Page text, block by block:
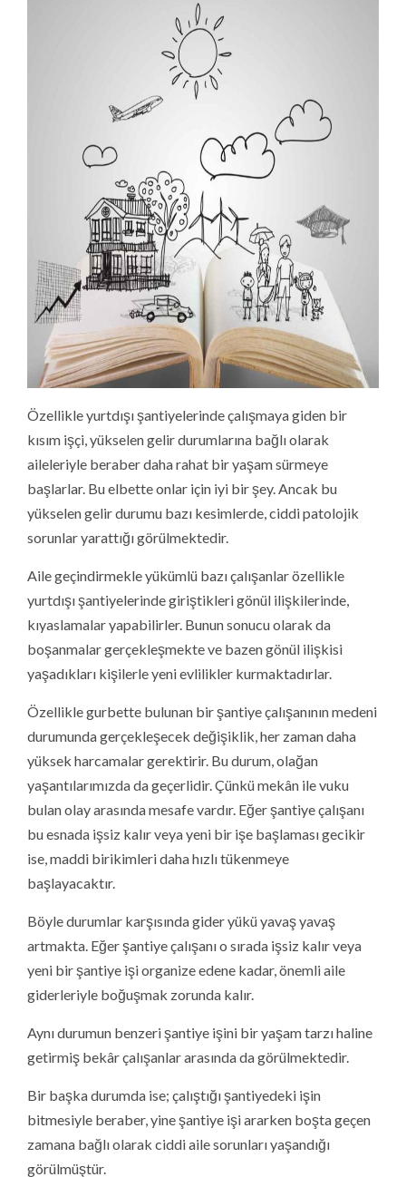
Özellikle yurtdışı şantiyelerinde çalışmaya giden bir
kısım işçi, yükselen gelir durumlarına bağlı olarak
aileleriyle beraber daha rahat bir yaşam sürmeye
başlarlar. Bu elbette onlar için iyi bir şey. Ancak bu
yükselen gelir durumu bazı kesimlerde, ciddi patolojik
sorunlar yarattığı görülmektedir.
Aile geçindirmekle yükümlü bazı çalışanlar özellikle
yurtdışı şantiyelerinde giriştikleri gönül ilişkilerinde,
kıyaslamalar yapabilirler. Bunun sonucu olarak da
boşanmalar gerçekleşmekte ve bazen gönül ilişkisi
yaşadıkları kişilerle yeni evlilikler kurmaktadırlar.
Özellikle gurbette bulunan bir şantiye çalışanının medeni
durumunda gerçekleşecek değişiklik, her zaman daha
yüksek harcamalar gerektirir. Bu durum, olağan
yaşantılarımızda da geçerlidir. Çünkü mekân ile vuku
bulan olay arasında mesafe vardır. Eğer şantiye çalışanı
bu esnada işsiz kalır veya yeni bir işe başlaması gecikir
ise, maddi birikimleri daha hızlı tükenmeye
başlayacaktır.
Böyle durumlar karşısında gider yükü yavaş yavaş
artmakta. Eğer şantiye çalışanı o sırada işsiz kalır veya
yeni bir şantiye işi organize edene kadar, önemli aile
giderleriyle boğuşmak zorunda kalır.
Aynı durumun benzeri şantiye işini bir yaşam tarzı haline
getirmiş bekâr çalışanlar arasında da görülmektedir.
Bir başka durumda ise; çalıştığı şantiyedeki işin
bitmesiyle beraber, yine şantiye işi ararken boşta geçen
zamana bağlı olarak ciddi aile sorunları yaşandığı
görülmüştür.